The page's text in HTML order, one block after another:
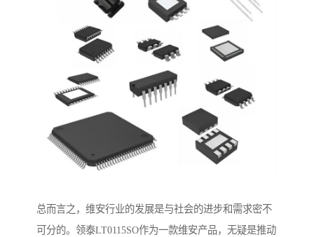
总而言之，维安行业的发展是与社会的进步和需求密不
可分的。领泰LT0115SO作为一款维安产品，无疑是推动